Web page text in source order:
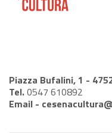
Piazza Bufalini, 1 -
Tel.0547 610892
Email -